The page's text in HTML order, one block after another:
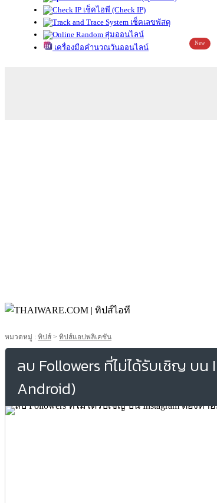
เช็คไอพี (Check IP)
เช็คเลขพัสดุ
สุ่มออนไลน์
เครื่องมือคำนวณวันออนไลน์
New
หมวดหมู่ : ทิปส์ > ทิปส์แอปพลิเคชัน
ลบ Followers ที่ไม่ได้รับเชิญ บน
Android)